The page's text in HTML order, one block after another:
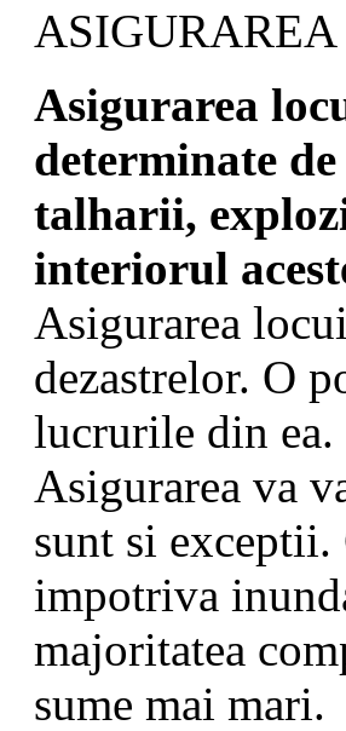
Asigurarea
determinate
talharii,
interiorul
Asigurarea
dezastrelor. O
lucrurile din ea.
Asigurarea va
sunt si exceptii.
impotriva
majoritatea
sume mai mari.